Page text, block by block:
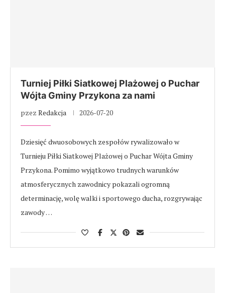
Turniej Piłki Siatkowej Plażowej o Puchar
Wójta Gminy Przykona za nami
pzez Redakcja 2026-07-20
Dziesięć dwuosobowych zespołów rywalizowało w
Turnieju Piłki Siatkowej Plażowej o Puchar Wójta Gminy
Przykona. Pomimo wyjątkowo trudnych warunków
atmosferycznych zawodnicy pokazali ogromną
determinację, wolę walki i sportowego ducha, rozgrywając
zawody …